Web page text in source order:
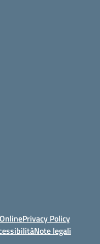
Privacy Policy
Note legali